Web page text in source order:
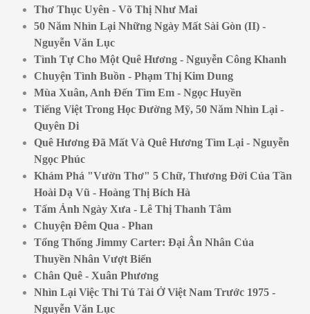
Thơ Thục Uyên - Võ Thị Như Mai
50 Năm Nhìn Lại Những Ngày Mất Sài Gòn (II) -
Nguyễn Văn Lục
Tình Tự Cho Một Quê Hương - Nguyễn Công Khanh
Chuyện Tình Buồn - Phạm Thị Kim Dung
Mùa Xuân, Anh Đến Tìm Em - Ngọc Huyền
Tiếng Việt Trong Học Đường Mỹ, 50 Năm Nhìn Lại -
Quyên Di
Quê Hương Đã Mất Và Quê Hương Tìm Lại - Nguyễn
Ngọc Phúc
Khám Phá "Vườn Thơ" 5 Chữ, Thương Đời Của Tần
Hoài Dạ Vũ - Hoàng Thị Bích Hà
Tấm Ảnh Ngày Xưa - Lê Thị Thanh Tâm
Chuyện Đêm Qua - Phan
Tổng Thống Jimmy Carter: Đại Ân Nhân Của
Thuyền Nhân Vượt Biển
Chân Quê - Xuân Phương
Nhìn Lại Việc Thi Tú Tài Ở Việt Nam Trước 1975 -
Nguyễn Văn Lục